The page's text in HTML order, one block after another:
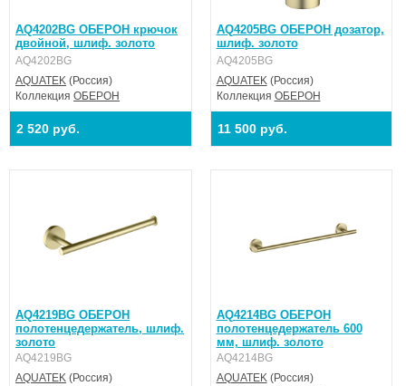
AQ4202BG ОБЕРОН крючок
двойной, шлиф. золото
AQ4202BG
AQUATEK (Россия)
Коллекция ОБЕРОН
2 520 руб.
AQ4205BG ОБЕРОН дозатор,
шлиф. золото
AQ4205BG
AQUATEK(Россия)
Коллекция ОБЕРОН
11 500 руб.
AQ4219BG ОБЕРОН
полотенцедержатель, шлиф.
золото
AQ4219BG
AQUATEK (Россия)
AQ4214BG ОБЕРОН
полотенцедержатель 600
мм, шлиф. золото
AQ4214BG
AQUATEK(Россия)